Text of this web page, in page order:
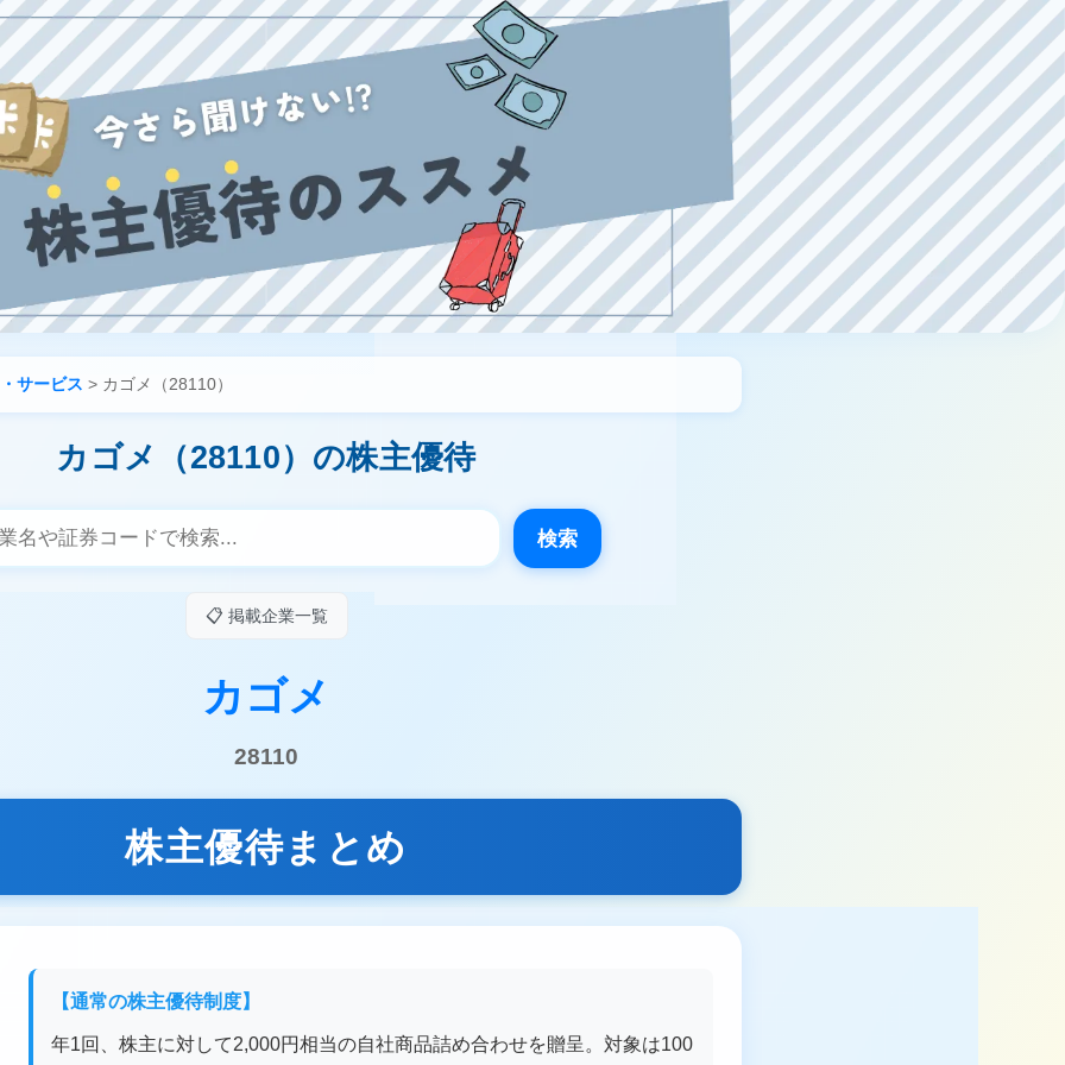
サービス > カゴメ（28110）
カゴメ（28110）の株主優待
検索
📋 掲載企業一覧
カゴメ
28110
株主優待まとめ
【通常の株主優待制度】
年1回、株主に対して2,000円相当の自社商品詰め合わせを贈呈。対象は100